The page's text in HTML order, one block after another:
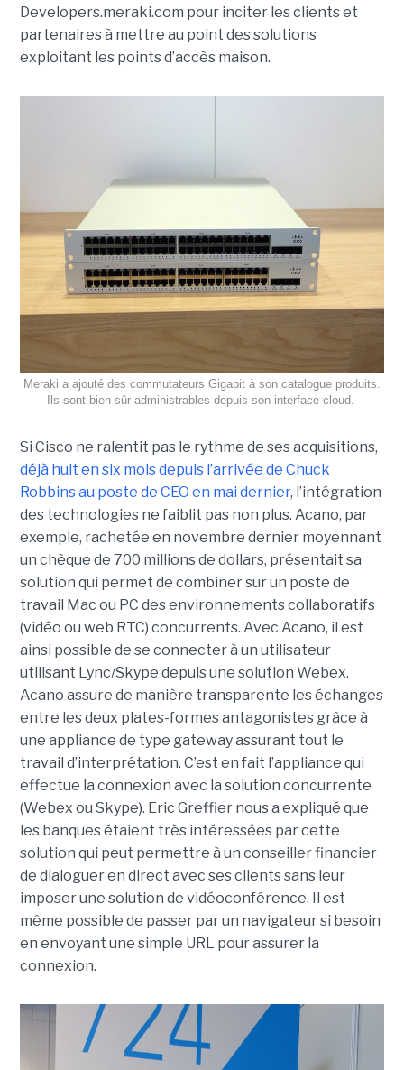
Developers.meraki.com pour inciter les clients et
partenaires à mettre au point des solutions
exploitant les points d’accès maison.
Meraki a ajouté des commutateurs Gigabit à son catalogue produits.
Ils sont bien sûr administrables depuis son interface cloud.
Si Cisco ne ralentit pas le rythme de ses acquisitions,
déjà huit en six mois depuis l’arrivée de Chuck
Robbins au poste de CEO en mai dernier, l’intégration
des technologies ne faiblit pas non plus. Acano, par
exemple, rachetée en novembre dernier moyennant
un chèque de 700 millions de dollars, présentait sa
solution qui permet de combiner sur un poste de
travail Mac ou PC des environnements collaboratifs
(vidéo ou web RTC) concurrents. Avec Acano, il est
ainsi possible de se connecter à un utilisateur
utilisant Lync/Skype depuis une solution Webex.
Acano assure de manière transparente les échanges
entre les deux plates-formes antagonistes grâce à
une appliance de type gateway assurant tout le
travail d’interprétation. C’est en fait l’appliance qui
effectue la connexion avec la solution concurrente
(Webex ou Skype). Eric Greffier nous a expliqué que
les banques étaient très intéressées par cette
solution qui peut permettre à un conseiller financier
de dialoguer en direct avec ses clients sans leur
imposer une solution de vidéoconférence. Il est
même possible de passer par un navigateur si besoin
en envoyant une simple URL pour assurer la
connexion.